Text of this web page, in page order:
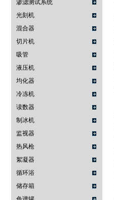
渗滤测试系统
光刻机
混合器
切片机
吸管
液压机
均化器
冷冻机
读数器
制冰机
监视器
热风枪
絮凝器
循环浴
储存箱